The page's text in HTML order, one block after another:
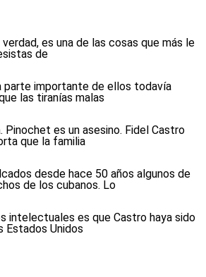
verdad, es una de las cosas que más le
de
parte importante de ellos todavía
las tiranías malas
Pinochet es un asesino. Fidel Castro
que la familia
desde hace 50 años algunos de
de los cubanos. Lo
intelectuales es que Castro haya sido
Estados Unidos